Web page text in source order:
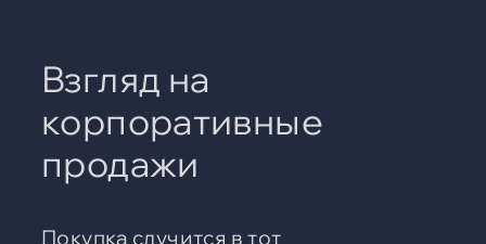
Взгляд на
корпоративные
продажи
Покупка случится в тот